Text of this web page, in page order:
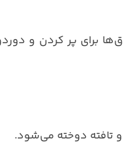
برای پر کردن و
تافته دوخته می‌شود.